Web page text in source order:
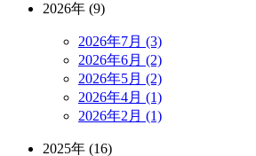
2026年 (9)
2026年7月 (3)
2026年6月 (2)
2026年5月 (2)
2026年4月 (1)
2026年2月 (1)
2025年 (16)